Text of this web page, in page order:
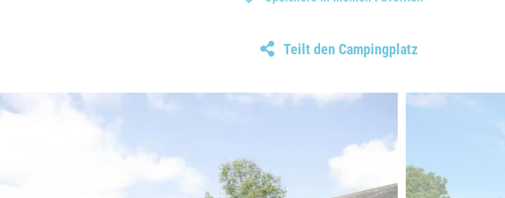
Niederlande
Teilt den Campingplatz